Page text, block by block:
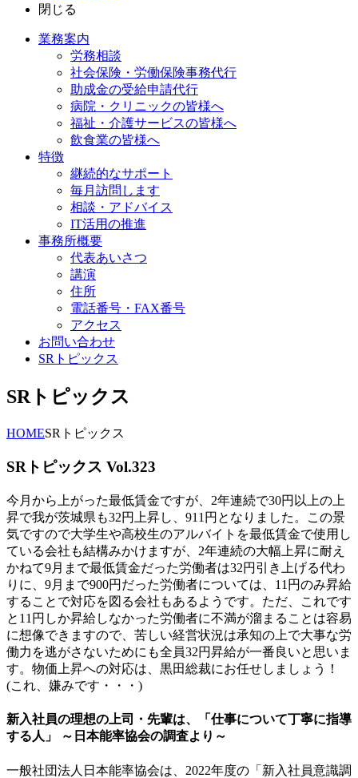
閉じる
業務案内
労務相談
社会保険・労働保険事務代行
助成金の受給申請代行
病院・クリニックの皆様へ
福祉・介護サービスの皆様へ
飲食業の皆様へ
特徴
継続的なサポート
毎月訪問します
相談・アドバイス
IT活用の推進
事務所概要
代表あいさつ
講演
住所
電話番号・FAX番号
アクセス
お問い合わせ
SRトピックス
SRトピックス
HOMESRトピックス
SRトピックス Vol.323
今月から上がった最低賃金ですが、2年連続で30円以上の上
昇で我が茨城県も32円上昇し、911円となりました。この景
気ですので大学生や高校生のアルバイトを最低賃金で使用し
ている会社も結構みかけますが、2年連続の大幅上昇に耐え
かねて9月まで最低賃金だった労働者は32円引き上げる代わ
りに、9月まで900円だった労働者については、11円のみ昇給
することで対応を図る会社もあるようです。ただ、これです
と11円しか昇給しなかった労働者に不満が溜まることは容易
に想像できますので、苦しい経営状況は承知の上で大事な労
働力を逃がさないためにも全員32円昇給が一番良いと思いま
す。物価上昇への対応は、黒田総裁にお任せしましょう！
(これ、嫌みです・・・)
新入社員の理想の上司・先輩は、「仕事について丁寧に指導
する人」 ～日本能率協会の調査より～
一般社団法人日本能率協会は、2022年度の「新入社員意識調